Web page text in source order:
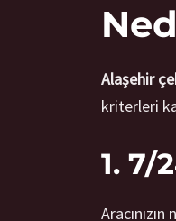
Alaşehir
kriterleri
1. 7/